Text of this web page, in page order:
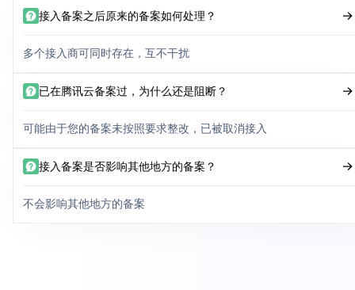
接入备案之后原来的备案如何处理？
多个接入商可同时存在，互不干扰
已在腾讯云备案过，为什么还是阻断？
可能由于您的备案未按照要求整改，已被取消接入
接入备案是否影响其他地方的备案？
不会影响其他地方的备案